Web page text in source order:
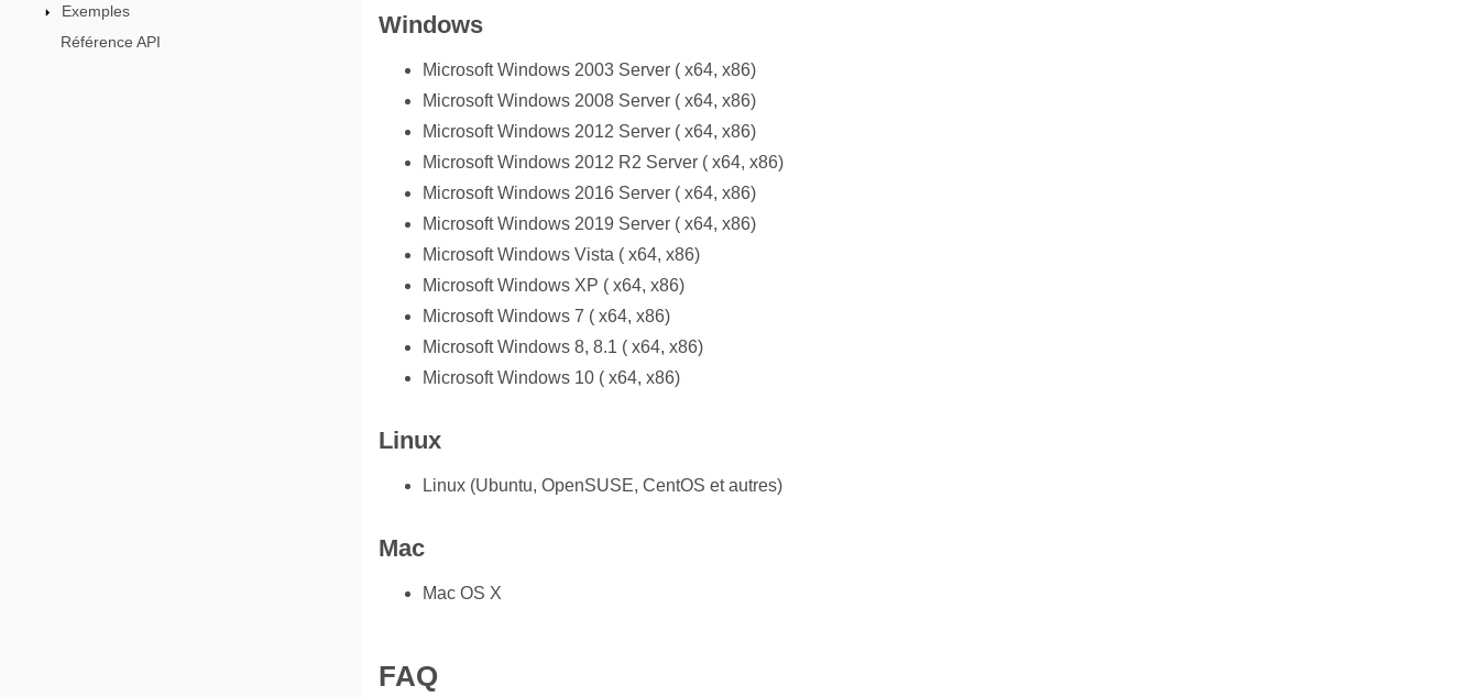
Exemples
Référence API
Windows
Microsoft Windows 2003 Server ( x64, x86)
Microsoft Windows 2008 Server ( x64, x86)
Microsoft Windows 2012 Server ( x64, x86)
Microsoft Windows 2012 R2 Server ( x64, x86)
Microsoft Windows 2016 Server ( x64, x86)
Microsoft Windows 2019 Server ( x64, x86)
Microsoft Windows Vista ( x64, x86)
Microsoft Windows XP ( x64, x86)
Microsoft Windows 7 ( x64, x86)
Microsoft Windows 8, 8.1 ( x64, x86)
Microsoft Windows 10 ( x64, x86)
Linux
Linux (Ubuntu, OpenSUSE, CentOS et autres)
Mac
Mac OS X
FAQ